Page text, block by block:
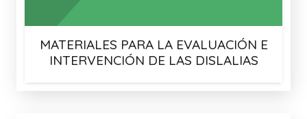
MATERIALES PARA LA EVALUACIÓN E
INTERVENCIÓN DE LAS DISLALIAS